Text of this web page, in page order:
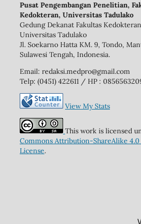
Pusat Pengembangan Penelitian,
Kedokteran, Universitas Tadulako
Gedung Dekanat Fakultas
Universitas Tadulako
Jl. Soekarno Hatta KM. 9, Tondo,
Sulawesi Tengah, Indonesia.
Email: redaksi.medpro@gmail.com
Telp: (0451) 422611 / HP :
View My Stats
This work is licensed
Commons Attribution-ShareAlike
License.